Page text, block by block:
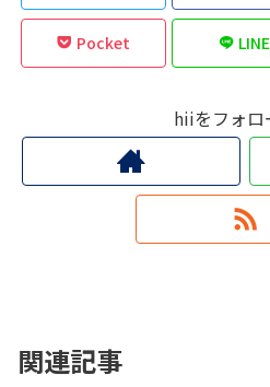
Pocket LINE
hiiをフォロ
関連記事